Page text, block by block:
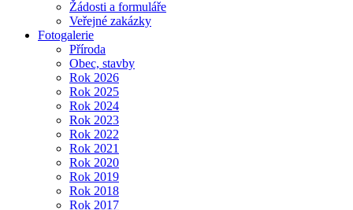
Žádosti a formuláře
Veřejné zakázky
Fotogalerie
Příroda
Obec, stavby
Rok 2026
Rok 2025
Rok 2024
Rok 2023
Rok 2022
Rok 2021
Rok 2020
Rok 2019
Rok 2018
Rok 2017